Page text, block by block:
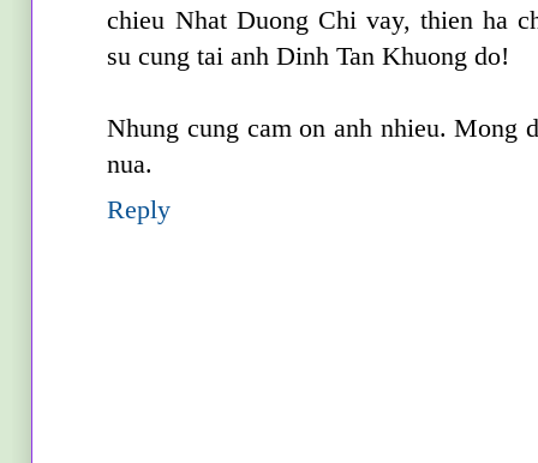
chieu Nhat Duong Chi vay, thien ha
su cung tai anh Dinh Tan Khuong do!
Nhung cung cam on anh nhieu. Mong
nua.
Reply